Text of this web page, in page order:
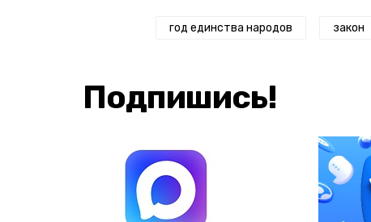
год единства народов закон
Подпишись!